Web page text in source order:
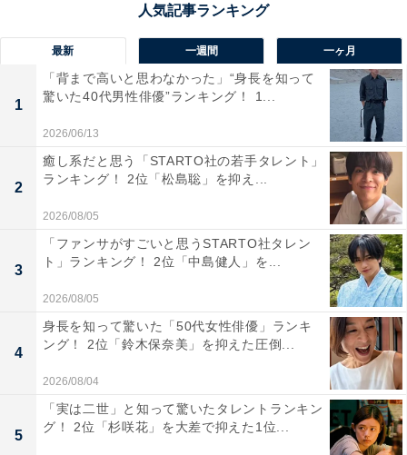
の目的地にふさわしい道の駅です。春の菜の花、夏のひ
まわり、秋のコスモスと、訪れる季節によって景色がが
らりと変わり、どのタイミングでもフォトジェニックな
体験ができます。地元野菜や笠岡沖で取れる魚類など特
産品が並ぶ直売所も人気で、ドライブがてら立ち寄る人
も多数。自然と癒し、おいしさがぎゅっと詰まった一押
しスポットです。
回答者からは「旬の果物を満喫したい！桃たべたい！」
（30代女性／福井県）、「広大な花畑が魅力で、四季
折々の景色を楽しめます。特にひまわりや菜の花の季節
は絶景で、写真スポットとしても人気。地元産の食材を
使った食事も魅力です」（20代男性／広島県）、「地元
産の野菜、魚などたくさんあり、楽しめる施設だと思い
ます」（30代女性／愛知県）といった声が集まりまし
た。
※回答者からのコメントは原文ママです
最新 一週間 一ヶ月
1
「背まで高いと思わなかった」“身長を知って
驚いた40代男性俳優”ランキング！ 1...
2026/06/13
2
癒し系だと思う「STARTO社の若手タレント」
ランキング！ 2位「松島聡」を抑え...
2026/08/05
3
「ファンサがすごいと思うSTARTO社タレン
ト」ランキング！ 2位「中島健人」を...
2026/08/05
4
身長を知って驚いた「50代女性俳優」ランキ
ング！ 2位「鈴木保奈美」を抑えた圧倒...
2026/08/04
5
「実は二世」と知って驚いたタレントランキン
グ！ 2位「杉咲花」を大差で抑えた1位...